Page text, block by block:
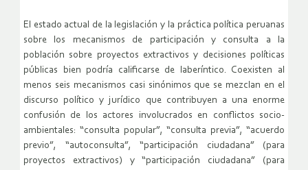
El estado actual de la legislación y la práctica política peruanas
sobre los mecanismos de participación y consulta a la
población sobre proyectos extractivos y decisiones políticas
públicas bien podría calificarse de laberíntico. Coexisten al
menos seis mecanismos casi sinónimos que se mezclan en el
discurso político y jurídico que contribuyen a una enorme
confusión de los actores involucrados en conflictos socio-
ambientales: “consulta popular”, “consulta previa”, “acuerdo
previo”, “autoconsulta”, “participación ciudadana” (para
proyectos extractivos) y “participación ciudadana” (para